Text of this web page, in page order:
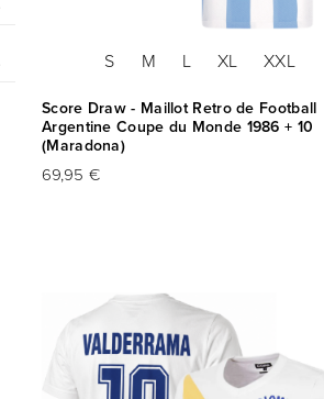
S M L XL XXL
Score Draw - Maillot Retro de Football
Argentine Coupe du Monde 1986 + 10
(Maradona)
69,95 €